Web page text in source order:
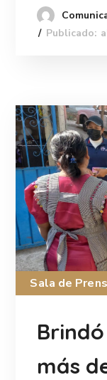
Publicado:
Sala de
más